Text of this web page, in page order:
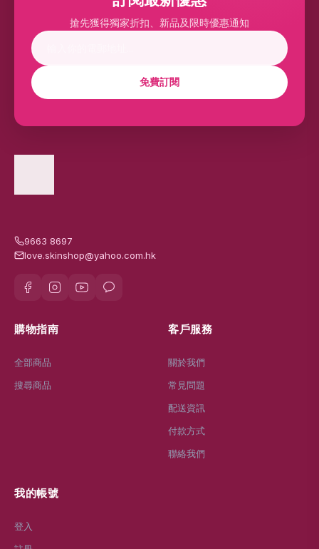
搶先獲得獨家折扣、新品及限時優惠通知
免費訂閱
9663 8697
love.skinshop@yahoo.com.hk
購物指南
全部商品
搜尋商品
客戶服務
關於我們
常見問題
配送資訊
付款方式
聯絡我們
我的帳號
登入